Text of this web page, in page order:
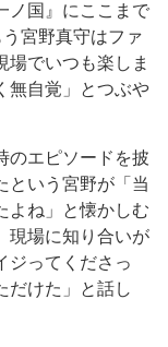
国』にここまで
宮野真守はファ
場でいつも楽しま
無自覚」とつぶや
のエピソードを披
という宮野が「当
よね」と懐かしむ
現場に知り合いが
ジってくださっ
だけた」と話し